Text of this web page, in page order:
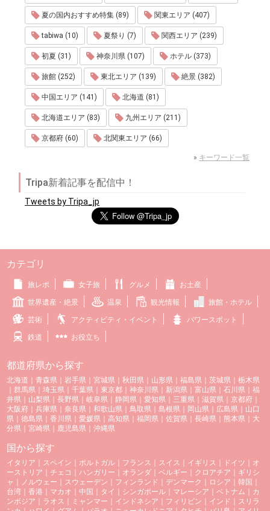
夏の国内おすすめ特集 (89) 関東エリア (407)
tabiwa (10) 夏祭り (7) 関西エリア (239)
初夏 (31) 神奈川県 (107) ホテル (373)
旅館 (252) 東北エリア (139) 絶景 (382)
中国エリア (141) 北海道 (81)
北海道エリア (83) 九州エリア (211)
京都府 (60) 北関東エリア (66)
» キーワード一覧
Tripa新着記事を配信中！
Tweets by Tripa_jp
カテゴリ
旅レポ 女子旅 グルメ お土産
世界遺産・絶景 温泉 観光情報 旅館・ホテル
芸術 アクティビティ・イベント パワースポット
鉄道 お役立ち
都道府県から探す
北海道 ｜青森県 ｜岩手県 ｜宮城県 ｜秋田県 山形県 ｜福島県 ｜茨城県 ｜栃木県
群馬県 ｜埼玉県 ｜千葉県 東京都 ｜神奈川県 新潟県 ｜富山県 ｜石川県 ｜福
井県
山梨県 ｜長野県 ｜岐阜県 静岡県 ｜愛知県 三重県 ｜滋賀県 ｜京都府
大阪府 ｜兵庫県 ｜奈良県 ｜和歌山県 ｜鳥取県 ｜島根県 岡山県 広島県
山口
県 ｜徳島県 ｜香川県 ｜愛媛県 ｜高知県 ｜福岡県 ｜佐賀県 ｜長崎県 熊本県
大
分県 ｜宮崎県 鹿児島県 ｜沖縄県
国から探す
イタリア スペイン ｜ポルトガル フランス スイス イギリス ドイツ
オ
ーストリア ｜チェコ ｜ハンガリー オランダ ｜ベルギー クロアチア
ギリシ
ャ
ノルウェー スウェーデン フィンランド デンマーク ロシア ｜韓国
台湾 ｜香港 マカオ ｜中国 タイ シンガポール マレーシア ｜ベトナム
カ
ンボジア
ラオス ミャンマー インドネシア フィリピン インド
スリラ